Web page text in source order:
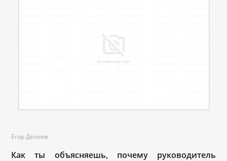
Егор Делиев
Как ты объясняешь, почему руководитель